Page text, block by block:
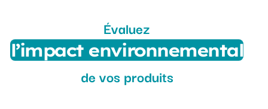
Évaluez
l’impact environnemental
de vos produits